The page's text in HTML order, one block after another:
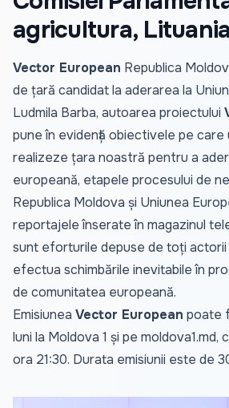
agricultura,
Vector European Republica
de țară candidat la aderarea la
Ludmila Barba, autoarea proiectului
pune în evidență obiectivele pe care
realizeze țara noastră pentru a
europeană, etapele procesului de
Republica Moldova și Uniunea
reportajele înserate în magazinul
sunt eforturile depuse de toți actorii
efectua schimbările inevitabile în
de comunitatea europeană.
Emisiunea Vector European poate
luni la Moldova 1 și pe moldova1.md,
ora 21:30. Durata emisiunii este de